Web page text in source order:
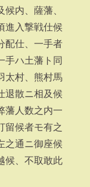
内、薩藩、
進入撃戦仕候
配仕、一手者
手ハ土藩ト同
太村、熊村馬
退散ニ相及候
藩人数之内一
留候者モ有之
之通ニ御座候
候、不取敢此